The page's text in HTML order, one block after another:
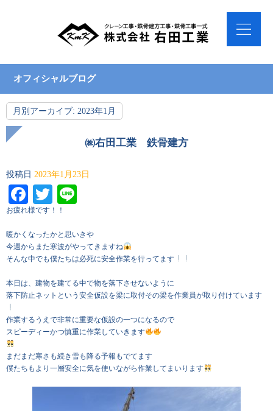
オフィシャルブログ
月別アーカイブ: 2023年1月
㈱右田工業 鉄骨建方
投稿日 2023年1月23日
Facebook
Twitter
お疲れ様です！！
暖かくなったかと思いきや
今週からまた寒波がやってきますね
そんな中でも僕たちは必死に安全作業を行ってます
本日は、建物を建てる中で物を落下させないように
落下防止ネットという安全仮設を梁に取付その梁を作業員が取り付けています
作業するうえで非常に重要な仮設の一つになるので
スピーディーかつ慎重に作業していきます
まだまだ寒さも続き雪も降る予報もでてます
僕たちもより一層安全に気を使いながら作業してまいります